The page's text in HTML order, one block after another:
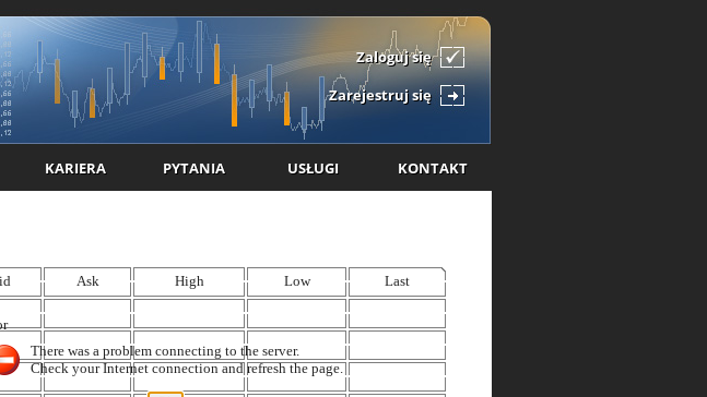
Zaloguj się
Zarejestruj się
KARIERA PYTANIA USŁUGI KONTAKT